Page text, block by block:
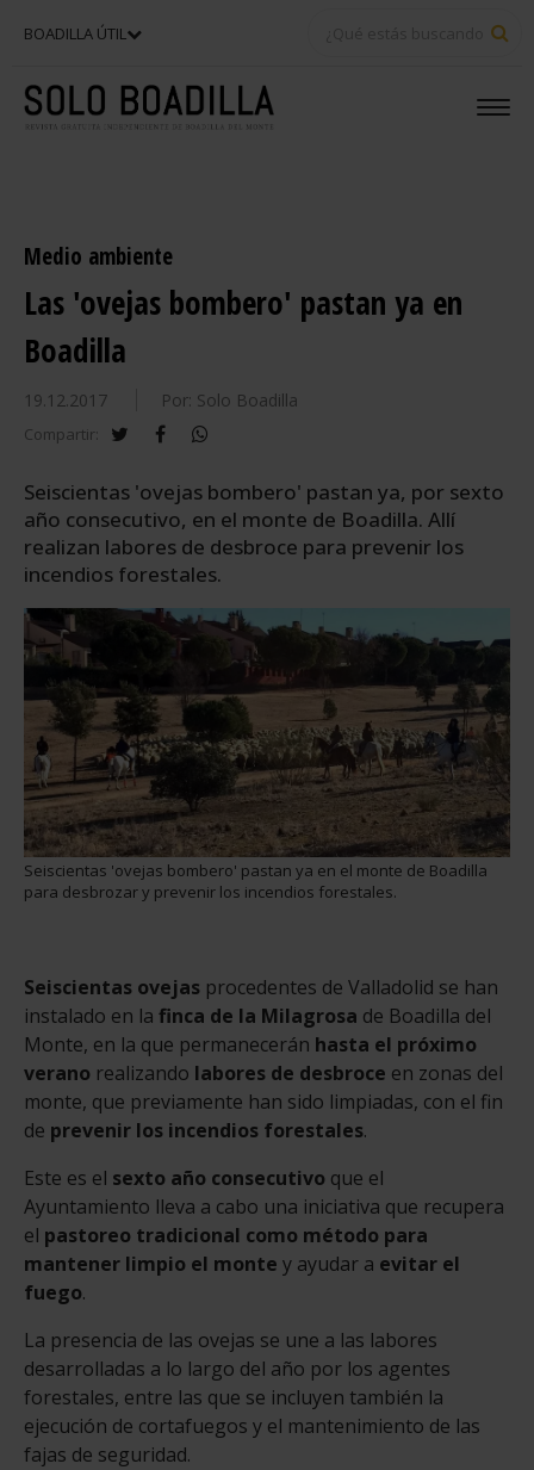
BOADILLA ÚTIL
Medio ambiente
Las 'ovejas bombero' pastan ya en
Boadilla
19.12.2017 Por: Solo Boadilla
Compartir: twitterfacebook
Seiscientas 'ovejas bombero' pastan ya, por sexto
año consecutivo, en el monte de Boadilla. Allí
realizan labores de desbroce para prevenir los
incendios forestales.
Seiscientas 'ovejas bombero' pastan ya en el monte de Boadilla
para desbrozar y prevenir los incendios forestales.
Seiscientas ovejas procedentes de Valladolid se han
instalado en la finca de la Milagrosa de Boadilla del
Monte, en la que permanecerán hasta el próximo
verano realizando labores de desbroce en zonas del
monte, que previamente han sido limpiadas, con el fin
de prevenir los incendios forestales.
Este es el sexto año consecutivo que el
Ayuntamiento lleva a cabo una iniciativa que recupera
el pastoreo tradicional como método para
mantener limpio el monte y ayudar a evitar el
fuego.
La presencia de las ovejas se une a las labores
desarrolladas a lo largo del año por los agentes
forestales, entre las que se incluyen también la
ejecución de cortafuegos y el mantenimiento de las
fajas de seguridad.